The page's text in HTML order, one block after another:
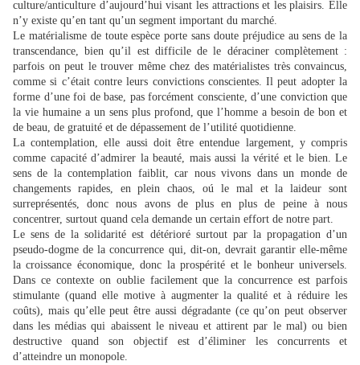
culture/anticulture d’aujourd’hui visant les attractions et les plaisirs. Elle
n’y existe qu’en tant qu’un segment important du marché.
Le matérialisme de toute espèce porte sans doute préjudice au sens de la
transcendance, bien qu’il est difficile de le déraciner complètement :
parfois on peut le trouver même chez des matérialistes très convaincus,
comme si c’était contre leurs convictions conscientes. Il peut adopter la
forme d’une foi de base, pas forcément consciente, d’une conviction que
la vie humaine a un sens plus profond, que l’homme a besoin de bon et
de beau, de gratuité et de dépassement de l’utilité quotidienne.
La contemplation, elle aussi doit être entendue largement, y compris
comme capacité d’admirer la beauté, mais aussi la vérité et le bien. Le
sens de la contemplation faiblit, car nous vivons dans un monde de
changements rapides, en plein chaos, oú le mal et la laideur sont
surreprésentés, donc nous avons de plus en plus de peine à nous
concentrer, surtout quand cela demande un certain effort de notre part.
Le sens de la solidarité est détérioré surtout par la propagation d’un
pseudo-dogme de la concurrence qui, dit-on, devrait garantir elle-même
la croissance économique, donc la prospérité et le bonheur universels.
Dans ce contexte on oublie facilement que la concurrence est parfois
stimulante (quand elle motive à augmenter la qualité et à réduire les
coûts), mais qu’elle peut être aussi dégradante (ce qu’on peut observer
dans les médias qui abaissent le niveau et attirent par le mal) ou bien
destructive quand son objectif est d’éliminer les concurrents et
d’atteindre un monopole.